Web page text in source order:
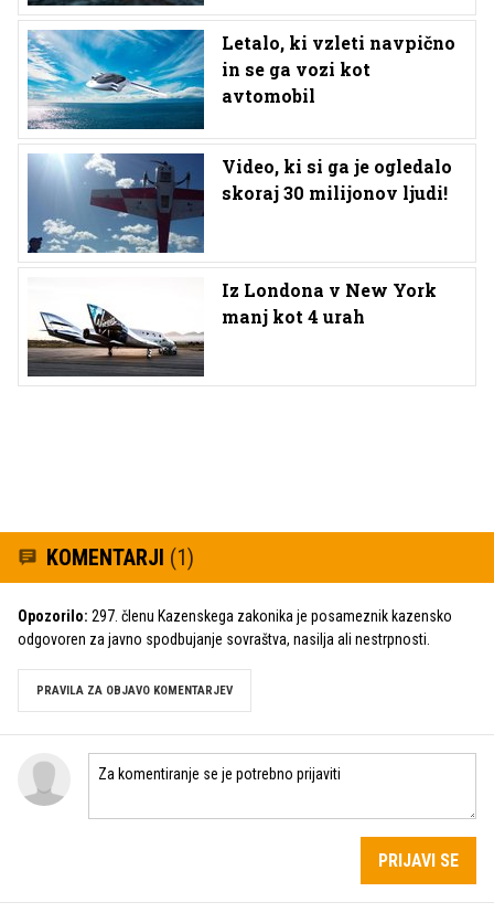
Letalo, ki vzleti navpično
in se ga vozi kot
avtomobil
Video, ki si ga je ogledalo
skoraj 30 milijonov ljudi!
Iz Londona v New York
manj kot 4 urah
KOMENTARJI (1)
Opozorilo: 297. členu Kazenskega zakonika je posameznik kazensko
odgovoren za javno spodbujanje sovraštva, nasilja ali nestrpnosti.
PRAVILA ZA OBJAVO KOMENTARJEV
PRIJAVI SE